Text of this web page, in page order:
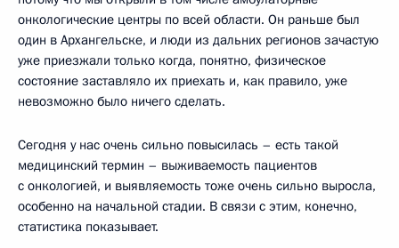
онкологические центры по всей области. Он раньше был
один в Архангельске, и люди из дальних регионов зачастую
уже приезжали только когда, понятно, физическое
состояние заставляло их приехать и, как правило, уже
невозможно было ничего сделать.
Сегодня у нас очень сильно повысилась – есть такой
медицинский термин – выживаемость пациентов
с онкологией, и выявляемость тоже очень сильно выросла,
особенно на начальной стадии. В связи с этим, конечно,
статистика показывает.